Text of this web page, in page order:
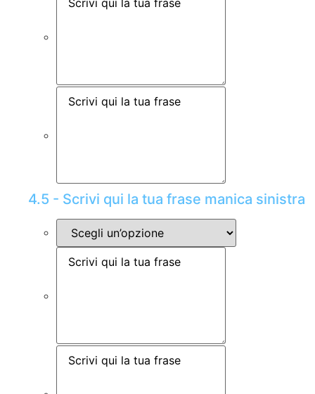
4.5 - Scrivi qui la tua frase manica sinistra